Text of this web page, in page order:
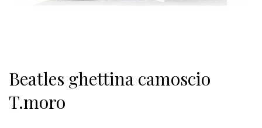
Beatles ghettina camoscio
T.moro